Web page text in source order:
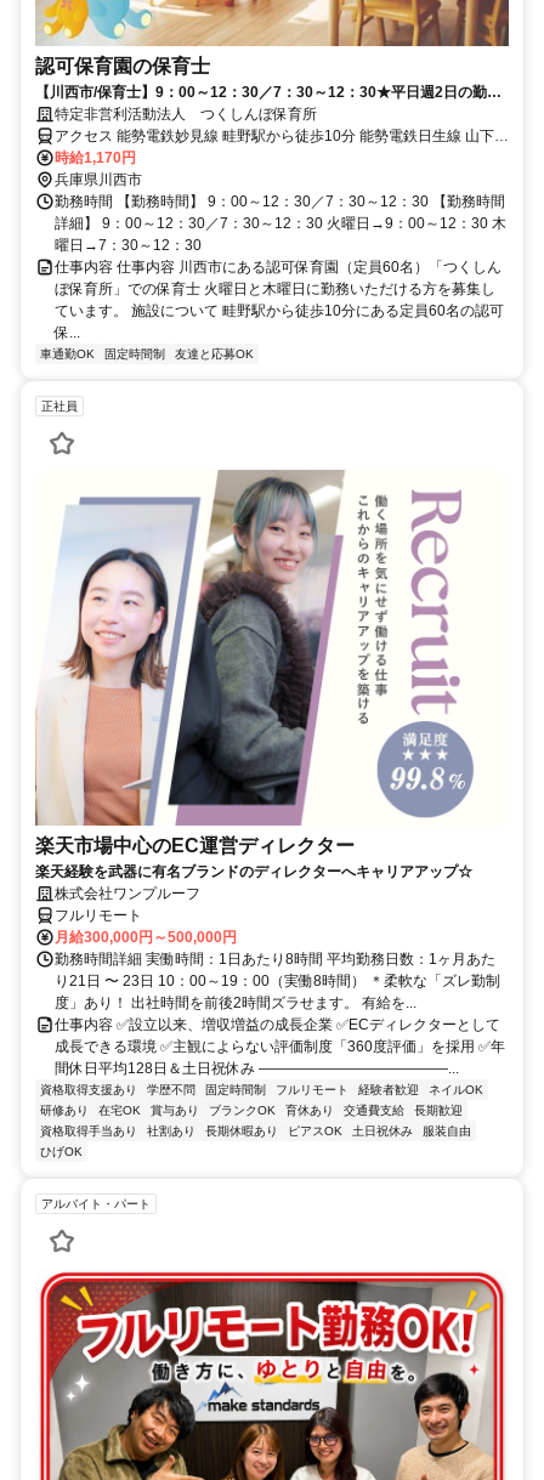
認可保育園の保育士
【川西市/保育士】9：00～12：30／7：30～12：30★平日週2日の勤務
★扶養内★車通勤OK★自然豊かな認可保育園でのお仕事♪
特定非営利活動法人 つくしんぼ保育所
アクセス 能勢電鉄妙見線 畦野駅から徒歩10分 能勢電鉄日生線 山下駅
から徒歩16分
時給1,170円
兵庫県川西市
勤務時間 【勤務時間】 9：00～12：30／7：30～12：30 【勤務時間
詳細】 9：00～12：30／7：30～12：30 火曜日→9：00～12：30 木
曜日→7：30～12：30
仕事内容 仕事内容 川西市にある認可保育園（定員60名）「つくしん
ぼ保育所」での保育士 火曜日と木曜日に勤務いただける方を募集し
ています。 施設について 畦野駅から徒歩10分にある定員60名の認可
保...
車通勤OK 固定時間制 友達と応募OK
正社員
楽天市場中心のEC運営ディレクター
楽天経験を武器に有名ブランドのディレクターへキャリアアップ☆
株式会社ワンプルーフ
フルリモート
月給300,000円～500,000円
勤務時間詳細 実働時間：1日あたり8時間 平均勤務日数：1ヶ月あた
り21日 〜 23日 10：00～19：00（実働8時間） ＊柔軟な「ズレ勤制
度」あり！ 出社時間を前後2時間ズラせます。 有給を...
仕事内容 ✅設立以来、増収増益の成長企業 ✅ECディレクターとして
成長できる環境 ✅主観によらない評価制度「360度評価」を採用 ✅年
間休日平均128日＆土日祝休み ―――――――――――――...
資格取得支援あり 学歴不問 固定時間制 フルリモート 経験者歓迎
ネイルOK
研修あり
在宅OK 賞与あり ブランクOK 育休あり 交通費支給
長期歓迎
資格取得手当あり
社割あり 長期休暇あり ピアスOK 土日祝休み
服装自由
ひげOK
アルバイト・パート